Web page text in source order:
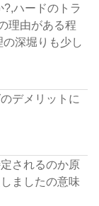
ハードのトラ
理由がある程
深堀りも少し
デメリットに
されるのか原
ましたの意味